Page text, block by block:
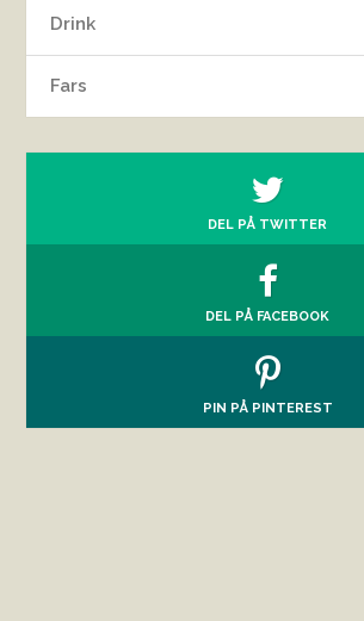
Drink
Fars
DEL PÅ TWITTER
DEL PÅ FACEBOOK
PIN PÅ PINTEREST